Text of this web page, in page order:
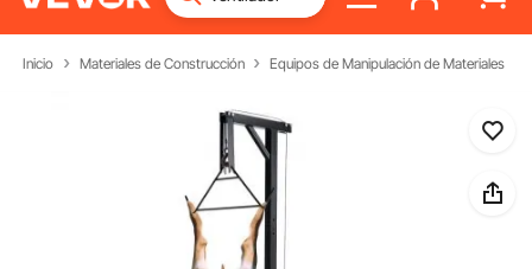
Inicio Materiales de Construcción Equipos de Manipulación de Materiales